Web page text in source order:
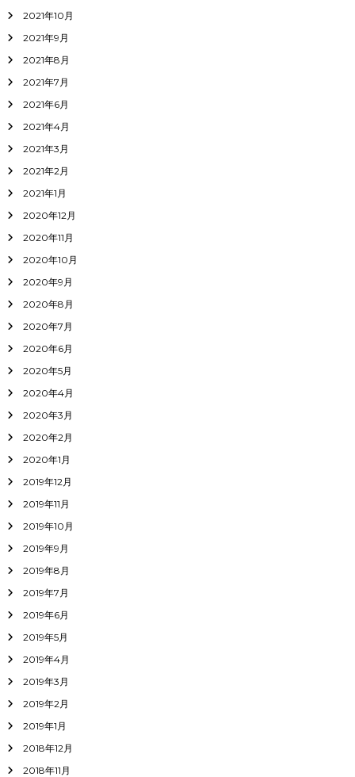
2021年10月
2021年9月
2021年8月
2021年7月
2021年6月
2021年4月
2021年3月
2021年2月
2021年1月
2020年12月
2020年11月
2020年10月
2020年9月
2020年8月
2020年7月
2020年6月
2020年5月
2020年4月
2020年3月
2020年2月
2020年1月
2019年12月
2019年11月
2019年10月
2019年9月
2019年8月
2019年7月
2019年6月
2019年5月
2019年4月
2019年3月
2019年2月
2019年1月
2018年12月
2018年11月